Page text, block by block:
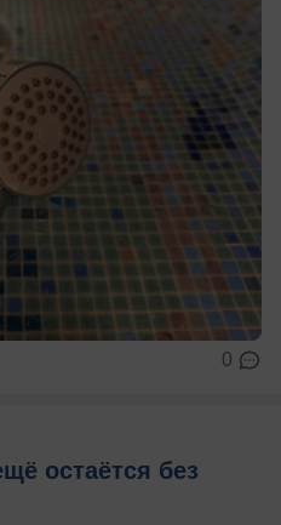
0
остаётся без